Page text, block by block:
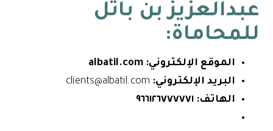
عبدالعزيز بن باتل
للمحاماة:
الموقع الإلكتروني: albatil.com
البريد الإلكتروني:
الهاتف: ٩٦٦١٢٦٧٧٧٧٧١